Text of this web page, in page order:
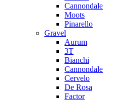
Cannondale
Moots
Pinarello
Gravel
Aurum
3T
Bianchi
Cannondale
Cervelo
De Rosa
Factor